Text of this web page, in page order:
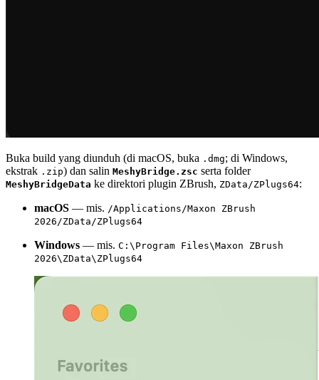
Buka build yang diunduh (di macOS, buka .dmg; di Windows,
ekstrak .zip) dan salin MeshyBridge.zsc serta folder
MeshyBridgeData ke direktori plugin ZBrush, ZData/ZPlugs64:
macOS — mis. /Applications/Maxon ZBrush
2026/ZData/ZPlugs64
Windows — mis. C:\Program Files\Maxon ZBrush
2026\ZData\ZPlugs64